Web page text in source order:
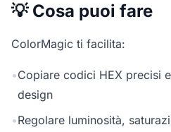
💡 Cosa puoi fare
ColorMagic ti facilita:
•Copiare codici HEX precisi
design
•Regolare luminosità,